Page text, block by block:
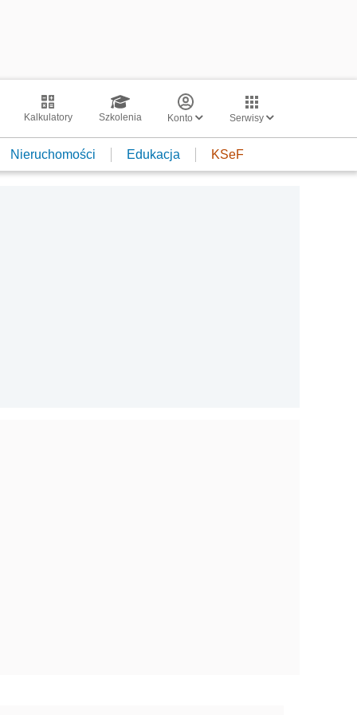
Kalkulatory Szkolenia Konto Serwisy
Nieruchomości Edukacja KSeF